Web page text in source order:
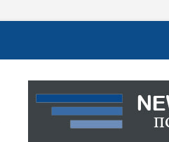
Новости
САМАЯ АКТУАЛЬНАЯ
САЙТЕ ВЫ НАЙДЕТЕ